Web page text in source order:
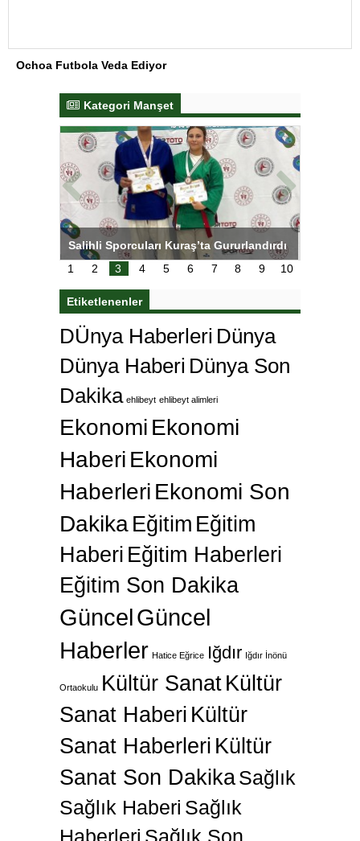
Salihli Sporcuları Kuraş’ta Gururlandırdı
1 3 4 5 6 7 8 9 10
Etiketlenenler
DÜnya HaberleriDünya
Dünya HaberiDünya Son
Dakika ehlibeyt
EkonomiEkonomi
Haberi Ekonomi
HaberleriEkonomi Son
DakikaEğitimEğitim
Haberi Eğitim Haberleri
Eğitim Son Dakika
Güncel Güncel
Haberler
Hatice Eğrice Iğdır Iğdır İnönü
Ortaokulu Kültür SanatKültür
Sanat HaberiKültür
Sanat HaberleriKültür
Sanat Son Dakika Sağlık
Sağlık HaberiSağlık
HaberleriSağlık Son
Dakika SiyasetSiyaset Haberi
Siyaset Son
Dakika
Sondakika